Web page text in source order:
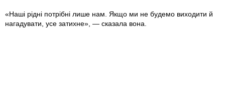
«Наші рідні потрібні лише нам. Якщо ми не будемо виходити й
нагадувати, усе затихне», — сказала вона.